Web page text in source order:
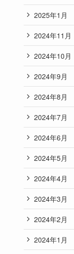
2025年1月
2024年11月
2024年10月
2024年9月
2024年8月
2024年7月
2024年6月
2024年5月
2024年4月
2024年3月
2024年2月
2024年1月